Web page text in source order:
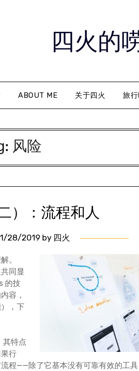
四火的
ABOUT ME 关于四火 旅
风险
）：流程和人
28/2019by 四火
。
同显
的技
容，
，下
其特点
行
程——除了它基本没有可靠有效的工